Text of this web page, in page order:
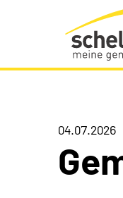
Gemeinde
04.07.2026